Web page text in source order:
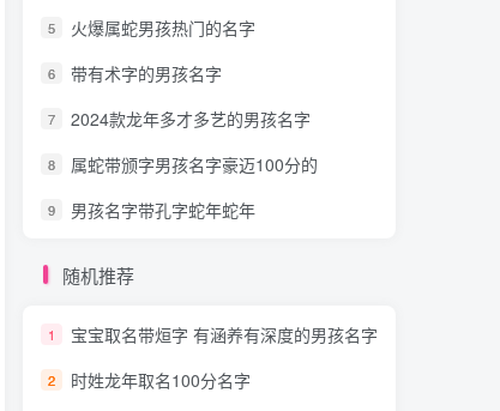
5 火爆属蛇男孩热门的名字
6 带有术字的男孩名字
7 2024款龙年多才多艺的男孩名字
8 属蛇带颁字男孩名字豪迈100分的
9 男孩名字带孔字蛇年蛇年
随机推荐
1 宝宝取名带烜字 有涵养有深度的男孩名字
2 时姓龙年取名100分名字